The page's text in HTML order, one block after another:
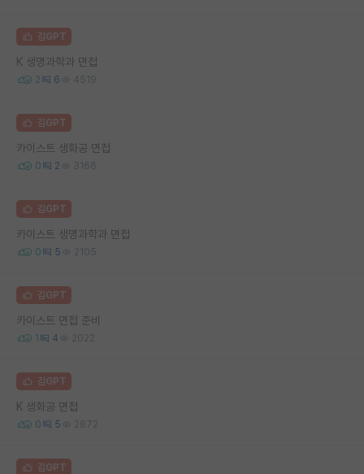
김GPT
K 생명과학과 면접
2 6 4519
김GPT
카이스트 생화공 면접
0 2 3166
김GPT
카이스트 생명과학과 면접
0 5 2105
김GPT
카이스트 면접 준비
1 4 2022
김GPT
K 생화공 면접
0 5 2872
김GPT